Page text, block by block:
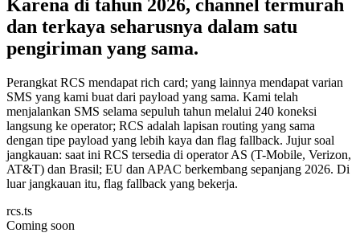
Karena di tahun 2026, channel termurah
dan terkaya seharusnya dalam satu
pengiriman yang sama.
Perangkat RCS mendapat rich card; yang lainnya mendapat varian
SMS yang kami buat dari payload yang sama. Kami telah
menjalankan SMS selama sepuluh tahun melalui 240 koneksi
langsung ke operator; RCS adalah lapisan routing yang sama
dengan tipe payload yang lebih kaya dan flag fallback. Jujur soal
jangkauan: saat ini RCS tersedia di operator AS (T-Mobile, Verizon,
AT&T) dan Brasil; EU dan APAC berkembang sepanjang 2026. Di
luar jangkauan itu, flag fallback yang bekerja.
rcs.ts
Coming soon